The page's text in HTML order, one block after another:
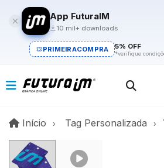
App FuturaIM
10 mil+ downloads
PRIMEIRACOMPRA 5% OFF
*verifique
Início InícioTag Personalizada